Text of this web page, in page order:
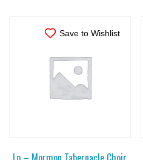
Save to Wishlist